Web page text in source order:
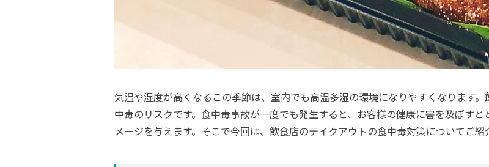
気温や湿度が高くなるこの季節は、室内でも高温多湿の環境になりやすくなります
中毒のリスクです。食中毒事故が一度でも発生すると、お客様の健康に害を及ぼす
メージを与えます。そこで今回は、飲食店のテイクアウトの食中毒対策についてご紹